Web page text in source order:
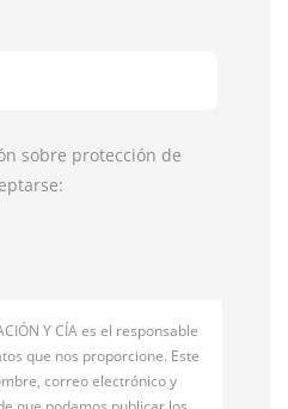
sobre protección de
Y CÍA es el responsable
que nos proporcione. Este
correo electrónico y